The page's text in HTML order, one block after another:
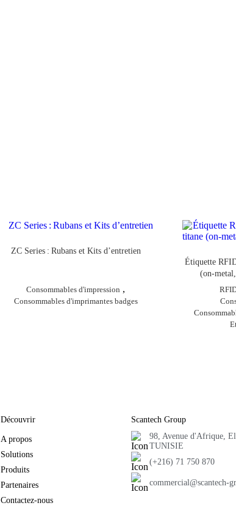
ZC Series : Rubans et Kits d’entretien
Consommables d'impression ,
Consommables d'imprimantes badges
Étiquette
Découvrir
A propos
Solutions
Produits
Partenaires
Contactez-nous
Scantech Group
98, Avenue d'Afrique,
TUNISIE
(+216) 71 750 870
commercial@scantech-